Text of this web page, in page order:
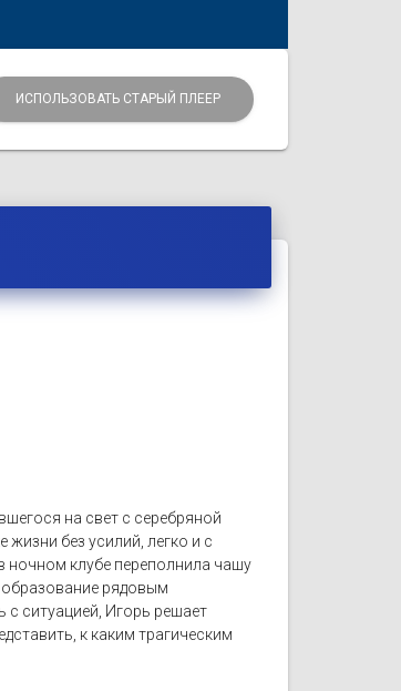
ИСПОЛЬЗОВАТЬ СТАРЫЙ ПЛЕЕР
на свет с серебряной
без усилий, легко и с
ночном клубе переполнила чашу
рядовым
с ситуацией, Игорь решает
к каким трагическим